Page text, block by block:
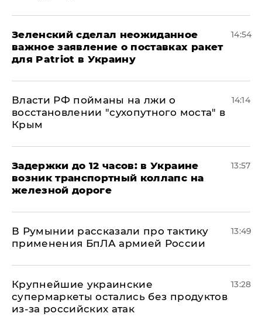
Зеленский сделал неожиданное
важное заявление о поставках ракет
для Patriot в Украину
14:54
Власти РФ пойманы на лжи о
восстановлении "сухопутного моста" в
Крым
14:14
Задержки до 12 часов: в Украине
возник транспортный коллапс на
железной дороге
13:57
В Румынии рассказали про тактику
применения БпЛА армией России
13:49
Крупнейшие украинские
супермаркеты остались без продуктов
из-за российских атак
13:28